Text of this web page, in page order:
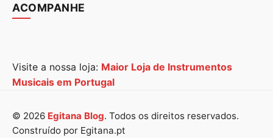
ACOMPANHE
Visite a nossa loja: Maior Loja de Instrumentos
Musicais em Portugal
© 2026 Egitana Blog. Todos os direitos reservados.
Construído por Egitana.pt